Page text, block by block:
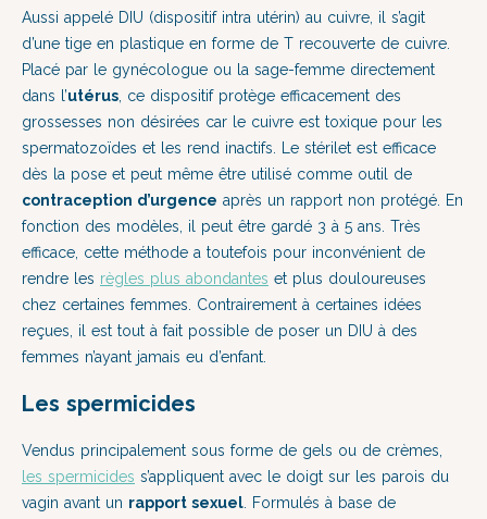
Aussi appelé DIU (dispositif intra utérin) au cuivre, il s’agit
d’une tige en plastique en forme de T recouverte de cuivre.
Placé par le gynécologue ou la sage-femme directement
dans l’utérus , ce dispositif protège efficacement des
grossesses non désirées car le cuivre est toxique pour les
spermatozoïdes et les rend inactifs. Le stérilet est efficace
dès la pose et peut même être utilisé comme outil de
contraception d’urgence après un rapport non protégé. En
fonction des modèles, il peut être gardé 3 à 5 ans. Très
efficace, cette méthode a toutefois pour inconvénient de
rendre les règles plus abondantes et plus douloureuses
chez certaines femmes. Contrairement à certaines idées
reçues, il est tout à fait possible de poser un DIU à des
femmes n’ayant jamais eu d’enfant.
Les spermicides
Vendus principalement sous forme de gels ou de crèmes,
les spermicides s’appliquent avec le doigt sur les parois du
vagin avant un rapport sexuel . Formulés à base de